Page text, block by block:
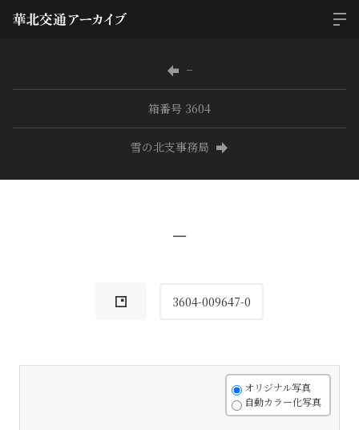
−
箱番号 3604
雪の北支事務局
−
3604-009647-0
オリジナル写真
自動カラー化写真